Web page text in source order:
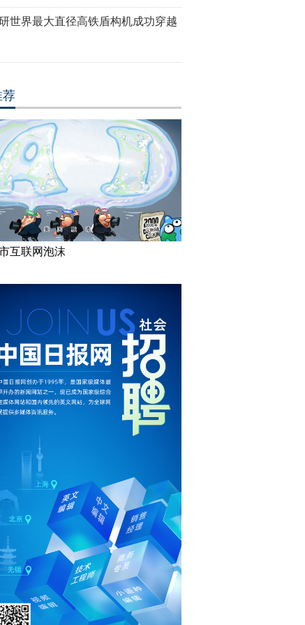
世界最大直径高铁盾构机成功穿越
荐
互联网泡沫